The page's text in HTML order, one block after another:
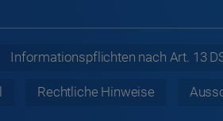
Informationspflichten nach Art. 13
Rechtliche Hinweise